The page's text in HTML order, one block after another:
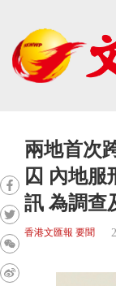
兩地首次
囚 內地服
訊 為調查
香港文匯報 要聞